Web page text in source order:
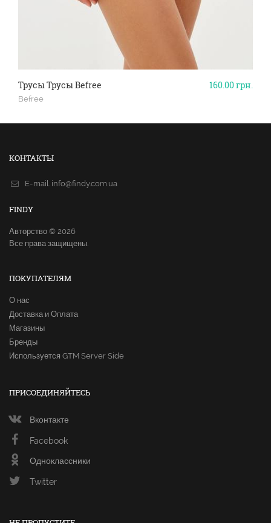
160.00грн.
Трусы Трусы Befree
Befree
КОНТАКТЫ
E-mail. info@findy.com.ua
FINDY
Авторство © 2026
Все права защищены.
ПОКУПАТЕЛЯМ
О нас
Доставка и Оплата
Магазины
Бренды
Используется GTM Server Side
ПРИСОЕДИНЯЙТЕСЬ
Вконтакте
Facebook
Одноклассники
Twitter